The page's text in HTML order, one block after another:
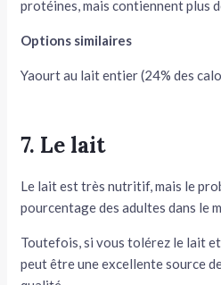
protéines, mais contiennent plus
Options similaires
Yaourt au lait entier (24% des
7. Le lait
Le lait est très nutritif, mais le
pourcentage des adultes dans le
Toutefois, si vous tolérez le lait
peut être une excellente source